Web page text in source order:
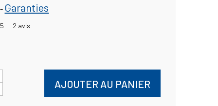
- Garanties
5 - 2 avis
AJOUTER AU PANIER